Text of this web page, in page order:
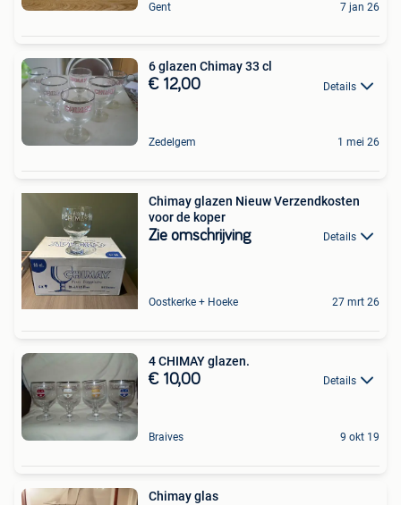
Gent 7 jan 26
6 glazen Chimay 33 cl
€ 12,00 Details
Zedelgem 1 mei 26
Chimay glazen Nieuw Verzendkosten
voor de koper
Zie omschrijving Details
Oostkerke + Hoeke 27 mrt 26
4 CHIMAY glazen.
€ 10,00 Details
Braives 9 okt 19
Chimay glas